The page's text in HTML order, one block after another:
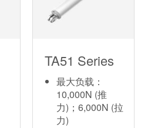
TA51 Series
最大负载：
10,000N (推
力)；6,000N (拉
力)